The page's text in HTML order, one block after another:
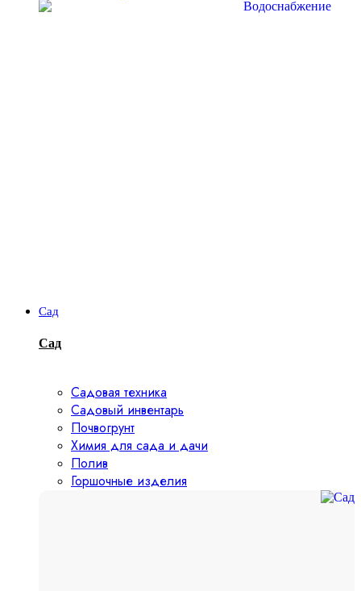
Сад
Сад
Садовая техника
Садовый инвентарь
Почвогрунт
Химия для сада и дачи
Полив
Горшочные изделия